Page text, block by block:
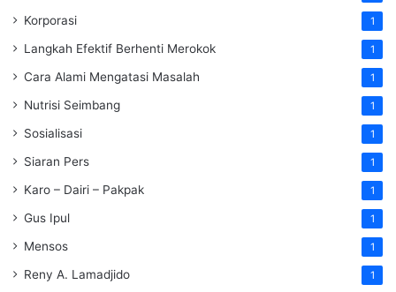
Korporasi 1
Langkah Efektif Berhenti Merokok 1
Cara Alami Mengatasi Masalah 1
Nutrisi Seimbang 1
Sosialisasi 1
Siaran Pers 1
Karo – Dairi – Pakpak 1
Gus Ipul 1
Mensos 1
Reny A. Lamadjido 1